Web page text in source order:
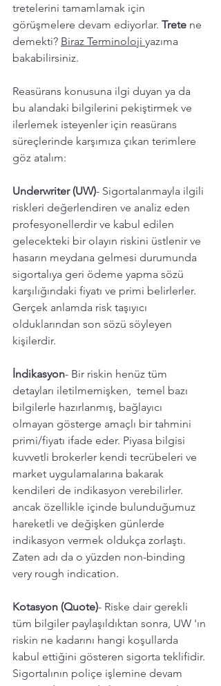
tretelerini tamamlamak için
görüşmelere devam ediyorlar. Trete ne
demekti? Biraz Terminoloji yazıma
bakabilirsiniz.
Reasürans konusuna ilgi duyan ya da
bu alandaki bilgilerini pekiştirmek ve
ilerlemek isteyenler için reasürans
süreçlerinde karşımıza çıkan terimlere
göz atalım:
Underwriter (UW)- Sigortalanmayla ilgili
riskleri değerlendiren ve analiz eden
profesyonellerdir ve kabul edilen
gelecekteki bir olayın riskini üstlenir ve
hasarın meydana gelmesi durumunda
sigortalıya geri ödeme yapma sözü
karşılığındaki fiyatı ve primi belirlerler.
Gerçek anlamda risk taşıyıcı
olduklarından son sözü söyleyen
kişilerdir.
İndikasyon- Bir riskin henüz tüm
detayları iletilmemişken,  temel bazı
bilgilerle hazırlanmış, bağlayıcı
olmayan gösterge amaçlı bir tahmini
primi/fiyatı ifade eder. Piyasa bilgisi
kuvvetli brokerler kendi tecrübeleri ve
market uygulamalarına bakarak
kendileri de indikasyon verebilirler.
ancak özellikle içinde bulunduğumuz
hareketli ve değişken günlerde
indikasyon vermek oldukça zorlaştı.
Zaten adı da o yüzden non-binding
very rough indication.
Kotasyon (Quote)- Riske dair gerekli
tüm bilgiler paylaşıldıktan sonra, UW 'ın
riskin ne kadarını hangi koşullarda
kabul ettiğini gösteren sigorta teklifidir.
Sigortalının poliçe işlemine devam